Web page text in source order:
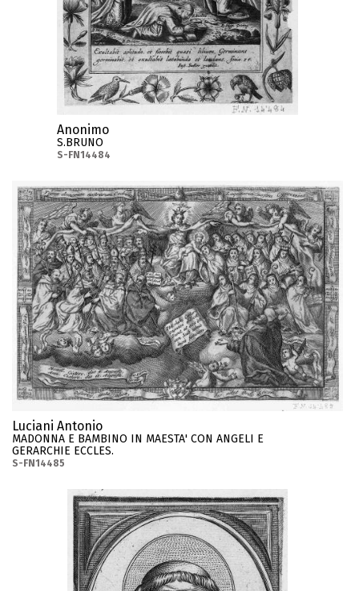
Anonimo
S.BRUNO
S-FN14484
Luciani Antonio
MADONNA E BAMBINO IN MAESTA' CON ANGELI E
GERARCHIE ECCLES.
S-FN14485